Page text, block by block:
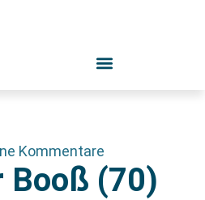
Kommentare
Booß (70)